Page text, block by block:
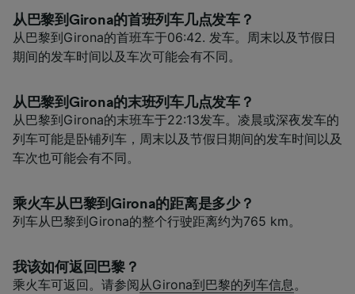
从巴黎到Girona的首班列车几点发车？
从巴黎到Girona的首班车于06:42. 发车。周末以及节假日
期间的发车时间以及车次可能会有不同。
从巴黎到Girona的末班列车几点发车？
从巴黎到Girona的末班车于22:13发车。凌晨或深夜发车的
列车可能是卧铺列车，周末以及节假日期间的发车时间以及
车次也可能会有不同。
乘火车从巴黎到Girona的距离是多少？
列车从巴黎到Girona的整个行驶距离约为765 km。
我该如何返回巴黎？
乘火车可返回。请参阅从Girona到巴黎的列车信息 。